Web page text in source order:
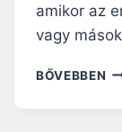
amikor az
vagy
BŐVEBBEN